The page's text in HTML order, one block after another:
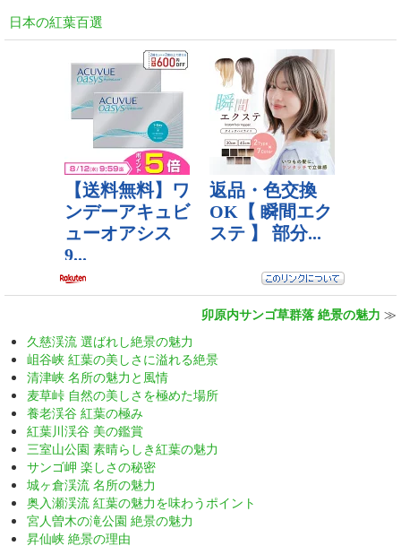
日本の紅葉百選
卯原内サンゴ草群落 絶景の魅力 ≫
久慈渓流 選ばれし絶景の魅力
岨谷峡 紅葉の美しさに溢れる絶景
清津峡 名所の魅力と風情
麦草峠 自然の美しさを極めた場所
養老渓谷 紅葉の極み
紅葉川渓谷 美の鑑賞
三室山公園 素晴らしき紅葉の魅力
サンゴ岬 楽しさの秘密
城ヶ倉渓流 名所の魅力
奥入瀬渓流 紅葉の魅力を味わうポイント
宮人曽木の滝公園 絶景の魅力
昇仙峡 絶景の理由